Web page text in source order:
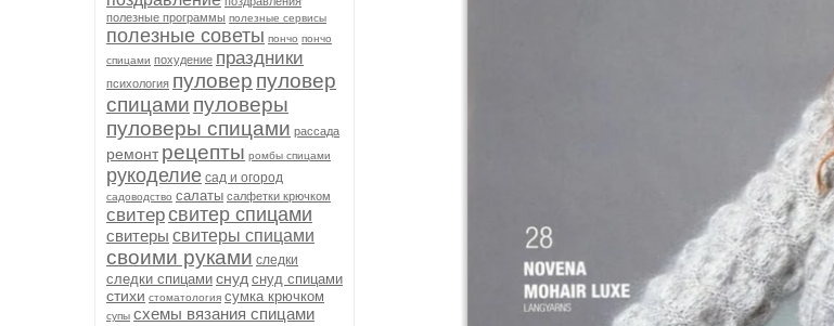
полезные программы полезные сервисы
полезные советы пончо пончо
спицами похудение праздники
психология пуловер пуловер
спицами пуловеры
пуловеры спицами рассада
ремонт рецепты ромбы спицами
рукоделие сад и огород
садоводство салаты салфетки крючком
свитерсвитер спицами
свитеры свитеры спицами
своими руками следки
следки спицами снуд снуд спицами
стихи стоматология сумка крючком
супы схемы вязания спицами